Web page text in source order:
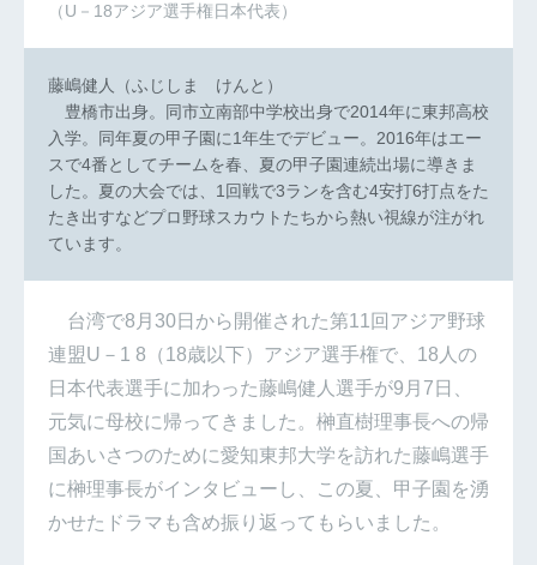
（U－18アジア選手権日本代表）
藤嶋健人（ふじしま けんと）
豊橋市出身。同市立南部中学校出身で2014年に東邦高校
入学。同年夏の甲子園に1年生でデビュー。2016年はエー
スで4番としてチームを春、夏の甲子園連続出場に導きま
した。夏の大会では、1回戦で3ランを含む4安打6打点をた
たき出すなどプロ野球スカウトたちから熱い視線が注がれ
ています。
台湾で8月30日から開催された第11回アジア野球
連盟U－1 8（18歳以下）アジア選手権で、18人の
日本代表選手に加わった藤嶋健人選手が9月7日、
元気に母校に帰ってきました。榊直樹理事長への帰
国あいさつのために愛知東邦大学を訪れた藤嶋選手
に榊理事長がインタビューし、この夏、甲子園を湧
かせたドラマも含め振り返ってもらいました。